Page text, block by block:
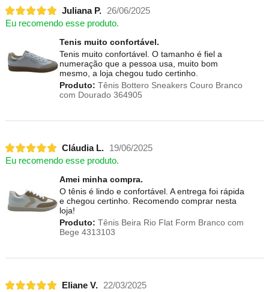
Juliana P.
26/06/2025
Eu recomendo esse produto.
Tenis muito confortável.
Tenis muito confortável. O tamanho é fiel a
numeração que a pessoa usa, muito bom
mesmo, a loja chegou tudo certinho.
Produto: Tênis Bottero Sneakers Couro Branco
com Dourado 364905
Cláudia L.
19/06/2025
Eu recomendo esse produto.
Amei minha compra.
O tênis é lindo e confortável. A entrega foi rápida
e chegou certinho. Recomendo comprar nesta
loja!
Produto: Tênis Beira Rio Flat Form Branco com
Bege 4313103
Eliane V.
22/03/2025